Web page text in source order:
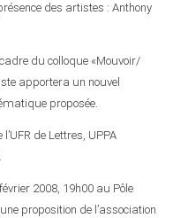
des artistes : Anthony
du colloque «Mouvoir/
apportera un nouvel
proposée.
de Lettres, UPPA
2008, 19h00 au Pôle
proposition de l’association